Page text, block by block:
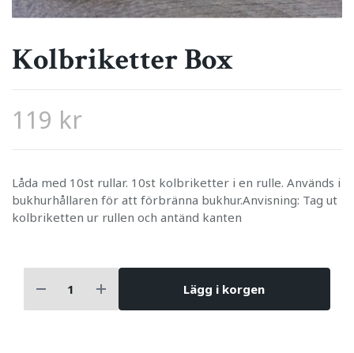
Kolbriketter Box
119 kr
Låda med 10st rullar. 10st kolbriketter i en rulle. Används i
bukhurhållaren för att förbränna bukhur.Anvisning: Tag ut
kolbriketten ur rullen och antänd kanten
Lägg i korgen